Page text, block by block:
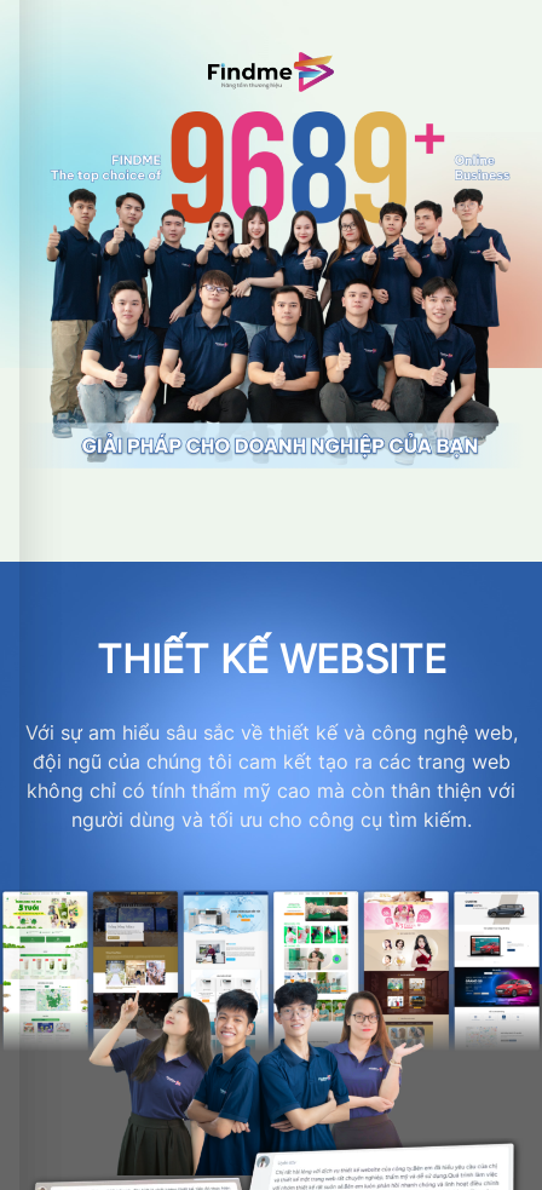
THIẾT KẾ WEBSITE
Với sự am hiểu sâu sắc về thiết kế và công nghệ web,
đội ngũ của chúng tôi cam kết tạo ra các trang web
không chỉ có tính thẩm mỹ cao mà còn thân thiện với
người dùng và tối ưu cho công cụ tìm kiếm.